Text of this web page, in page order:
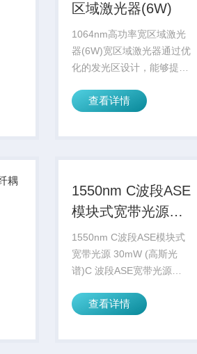
区域激光器(6W)
1064nm高功率宽区域激光
器(6W)宽区域激光器通过优
化的发光区设计，能够提供
的激光输出，广泛应用于工
等领域。它的优势在于良好
查看详情
1550nm C波段ASE
模块式宽带光源
30mW (高斯光谱)
1550nm C波段ASE模块式
宽带光源 30mW (高斯光
谱)C 波段ASE宽带光源
螺应用开发的专用光源，工
围，光谱接近于高斯形状。
查看详情